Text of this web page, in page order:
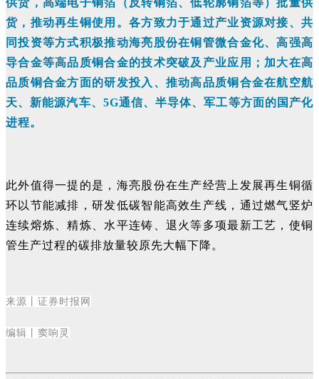
供货，高端电子铜箔（反转铜箔、低轮廓铜箔等）批量供
货，推动再生铜使用。各方致力于通过产业资源对接、共
同投资等方式积极推动海亮股份在铜管微合金化、高强高
导合金等高品质铜合金的技术突破及产业应用；加大在高
品质铜合金方面的研发投入、推动高品质铜合金在航空航
天、新能源汽车、5G通信、半导体、军工等方面的国产化
进程。
此外值得一提的是，海亮股份在生产经营上发展再生铜循
环以节能减排，研发低碳智能高效生产线，通过燃气竖炉
连续熔炼、精炼、水平连铸、退火等多项最新工艺，使铜
管生产过程的碳排放量较原先大幅下降。
来源丨证券时报网
编辑 丨窦响灵